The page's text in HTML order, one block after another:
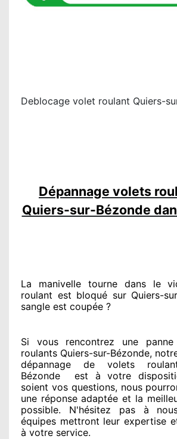
Deblocage volet roulant Quiers-
Dépannage volets
Quiers-sur-Bézonde
La manivelle tourne dans le
roulant est bloqué sur Quiers-
sangle est coupée ?
Si vous rencontrez une
roulants Quiers-sur-Bézonde,
dépannage de volets
Bézonde
est à votre
soient vos questions, nous
une réponse adaptée et la
possible. N'hésitez pas à
équipes mettront leur expertise
à votre service.